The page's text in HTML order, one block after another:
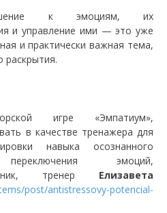
к эмоциям, их
и управление ими — это уже
и практически важная тема,
раскрытия.
игре «Эмпатиум»,
в качестве тренажера для
навыка осознанного
эмоций,
тренер Елизавета
post/antistressovy-potencial-